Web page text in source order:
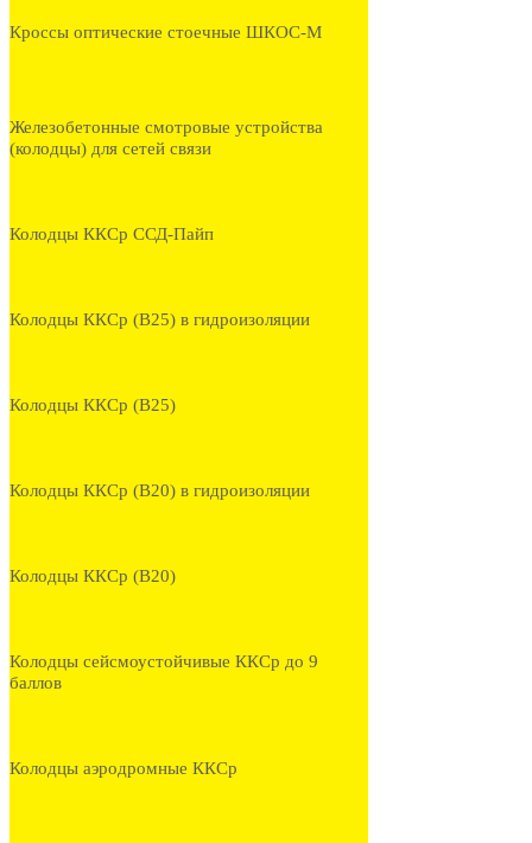
Кроссы оптические стоечные ШКОС-М
Железобетонные смотровые устройства
(колодцы) для сетей связи
Колодцы ККСр ССД-Пайп
Колодцы ККСр (В25) в гидроизоляции
Колодцы ККСр (В25)
Колодцы ККСр (В20) в гидроизоляции
Колодцы ККСр (В20)
Колодцы сейсмоустойчивые ККСр до 9
баллов
Колодцы аэродромные ККСр